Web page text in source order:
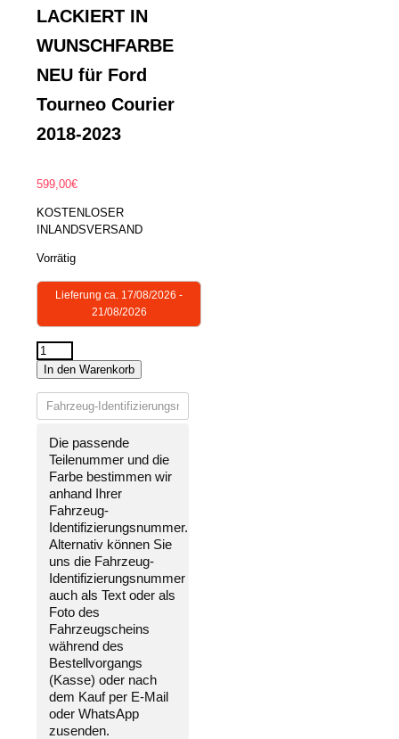
LACKIERT IN
WUNSCHFARBE
NEU für Ford
Tourneo Courier
2018-2023
599,00€
KOSTENLOSER
INLANDSVERSAND
Vorrätig
Lieferung ca. 17/08/2026 -
21/08/2026
STOßSTANGE
LACKIERT
IN
WUNSCHFARBE
NEU
Ford
Tourneo
Courier
2018-
2023
Menge
In den Warenkorb
Die passende
Teilenummer und die
Farbe bestimmen wir
anhand Ihrer
Fahrzeug-
Identifizierungsnummer.
Alternativ können Sie
uns die Fahrzeug-
Identifizierungsnummer
auch als Text oder als
Foto des
Fahrzeugscheins
während des
Bestellvorgangs
(Kasse) oder nach
dem Kauf per E-Mail
oder WhatsApp
zusenden.